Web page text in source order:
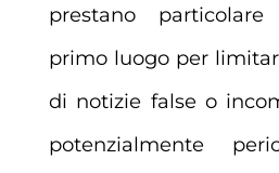
prestano
primo luogo per
di notizie false o
potenzialmente